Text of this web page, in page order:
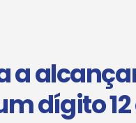
a
dígito